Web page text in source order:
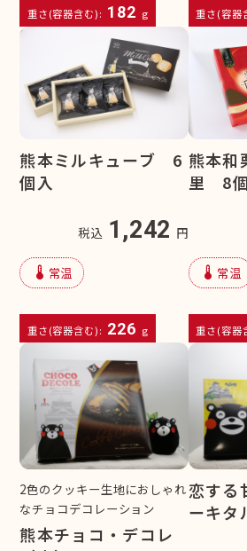
重さ(容器含む): 182 g 重さ(容器
熊本ミルキューブ 6
個入
税込 1,242 円
device_thermostat 常温
重さ(容器含む): 226 g
熊本
里 8個
device_thermostat 常温
重さ(容器
2色のクッキー生地におしゃれ
なチョコデコレーション
熊本チョコ・デコレ
恋する
ーキ